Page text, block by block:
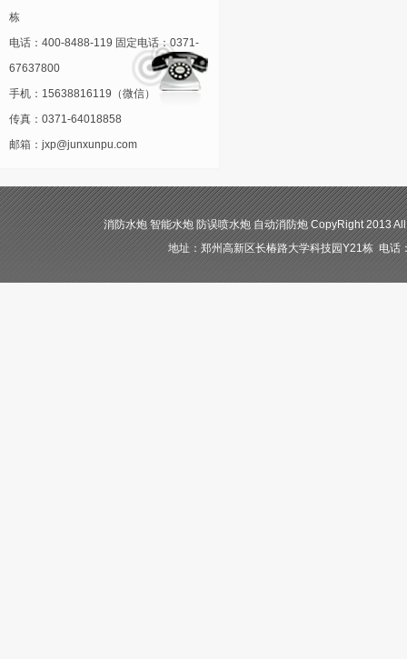
栋
电话：400-8488-119 固定电话：0371-
67637800
手机：15638816119（微信）
传真：0371-64018858
邮箱：jxp@junxunpu.com
消防水炮 智能水炮 防误喷水炮 自动消防炮 CopyRight 2013
地址：郑州高新区长椿路大学科技园Y21栋 电